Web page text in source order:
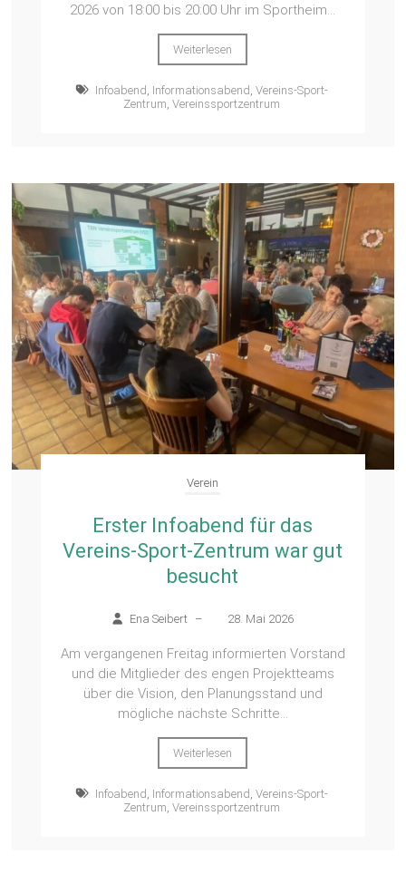
2026 von 18:00 bis 20:00 Uhr im Sportheim...
Weiterlesen
Infoabend , Informationsabend ,Vereins-Sport-
Zentrum, Vereinssportzentrum
Verein
Erster Infoabend für das
Vereins-Sport-Zentrum war gut
besucht
Ena Seibert – 28. Mai 2026
Am vergangenen Freitag informierten Vorstand
und die Mitglieder des engen Projektteams
über die Vision, den Planungsstand und
mögliche nächste Schritte...
Weiterlesen
Infoabend , Informationsabend ,Vereins-Sport-
Zentrum, Vereinssportzentrum